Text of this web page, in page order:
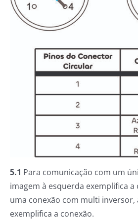
5.1 Para comunicação com um
imagem à esquerda exemplifica a
uma conexão com multi inversor,
exemplifica a conexão.